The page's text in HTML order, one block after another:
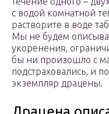
с водой комнатной
растворите в воде
Мы не будем
укоренения,
бы ни произошло с
подстраховались, и
экземпляр драцены.